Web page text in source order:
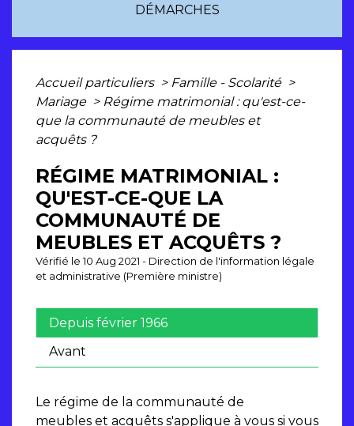
DÉMARCHES
Accueil particuliers > Famille - Scolarité >
Mariage > Régime matrimonial : qu'est-ce-
que la communauté de meubles et
acquêts ?
RÉGIME MATRIMONIAL :
QU'EST-CE-QUE LA
COMMUNAUTÉ DE
MEUBLES ET ACQUÊTS ?
Vérifié le 10 Aug 2021 - Direction de l'information légale
et administrative (Première ministre)
Depuis février 1966
Avant
Le régime de la communauté de
meubles et acquêts s'applique à vous si vous